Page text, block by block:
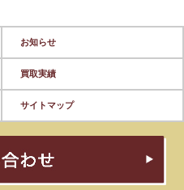
お知らせ
買取実績
サイトマップ